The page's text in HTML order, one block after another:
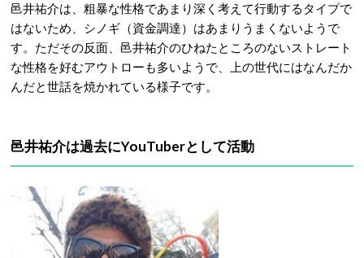
邑井祐介は、粗暴な性格であまり深く考えて行動するタイプで
はないため、シノギ（資金調達）はあまりうまくないようで
す。ただその反面、邑井祐介のひねたところのないストレート
な性格を好むアウトローも多いようで、上の世代にはなんだか
んだと世話を焼かれている様子です。
邑井祐介は過去にYouTuberとして活動